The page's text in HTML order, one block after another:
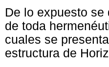
De lo expuesto
de toda
cuales se
estructura de